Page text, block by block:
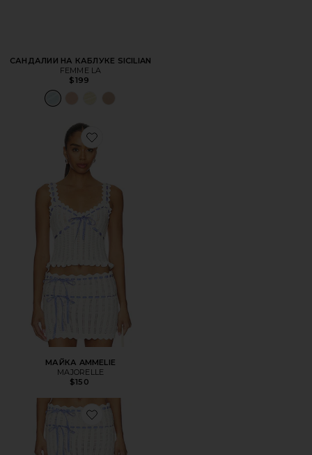
САНДАЛИИ НА КАБЛУКЕ SICILIAN
FEMME LA
$199
Favorite МАЙКА AMMELIE
МАЙКА AMMELIE
MAJORELLE
$150
Favorite ЮБКА AMMELIE